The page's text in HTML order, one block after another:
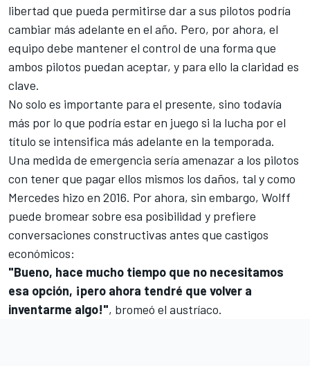
libertad que pueda permitirse dar a sus pilotos podría
cambiar más adelante en el año. Pero, por ahora, el
equipo debe mantener el control de una forma que
ambos pilotos puedan aceptar, y para ello la claridad es
clave.
No solo es importante para el presente, sino todavía
más por lo que podría estar en juego si la lucha por el
título se intensifica más adelante en la temporada.
Una medida de emergencia sería amenazar a los pilotos
con tener que pagar ellos mismos los daños, tal y como
Mercedes hizo en 2016. Por ahora, sin embargo, Wolff
puede bromear sobre esa posibilidad y prefiere
conversaciones constructivas antes que castigos
económicos:
"Bueno, hace mucho tiempo que no necesitamos
esa opción, ¡pero ahora tendré que volver a
inventarme algo!", bromeó el austríaco.